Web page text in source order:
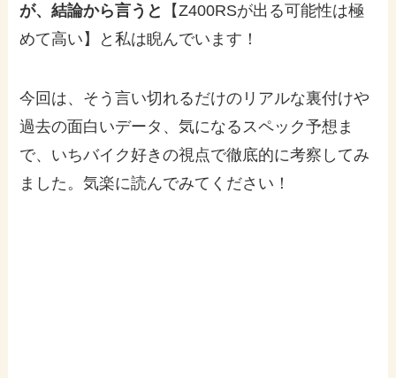
が、結論から言うと
【Z400RSが出る可能性は極
めて高い】と私は睨んでいます！
今回は、そう言い切れるだけのリアルな裏付けや
過去の面白いデータ、気になるスペック予想ま
で、いちバイク好きの視点で徹底的に考察してみ
ました。気楽に読んでみてください！